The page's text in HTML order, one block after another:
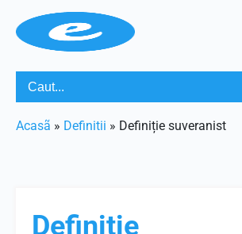
Acasã » Definitii » Definiție suveranist
Definiție